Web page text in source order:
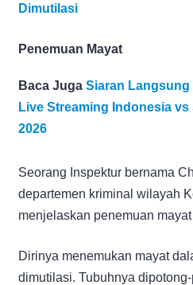
Dimutilasi
Penemuan Mayat
Baca Juga Siaran Langsung
Live Streaming Indonesia
2026
Seorang Inspektur bernama
departemen kriminal wilayah
menjelaskan penemuan mayat
Dirinya menemukan mayat
dimutilasi. Tubuhnya